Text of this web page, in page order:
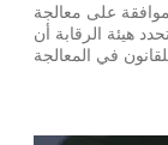
على معالجة
هيئة الرقابة أن